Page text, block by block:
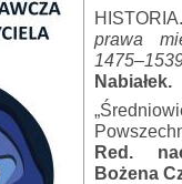
prawa
Nabiałek.
Red.
Bożena